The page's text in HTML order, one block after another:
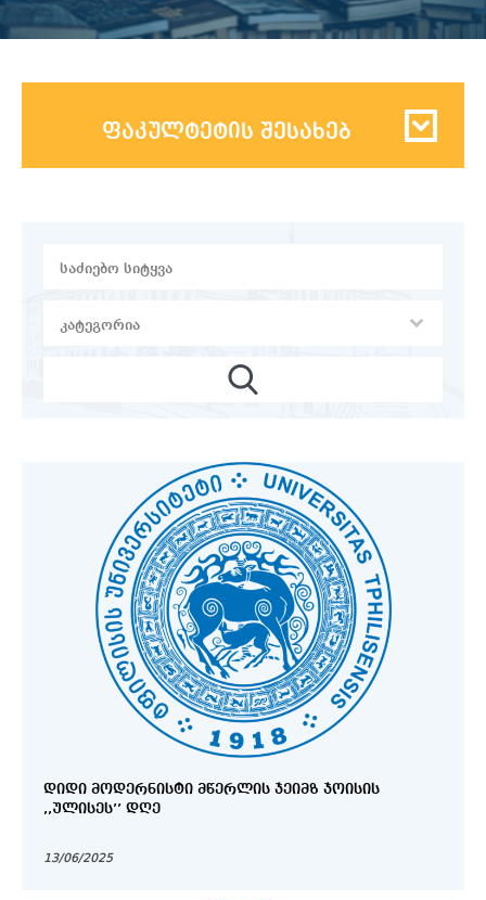
ფაკულტეტის შესახებ
ᲓᲘᲓᲘ ᲛᲝᲓᲔᲠᲜᲘᲡᲢᲘ ᲛᲬᲔᲠᲚᲘᲡ ᲯᲔᲘᲛᲖ ᲯᲝᲘᲡᲘᲡ
,,ᲣᲚᲘᲡᲔᲡ’’ ᲓᲦᲔ
13/06/2025